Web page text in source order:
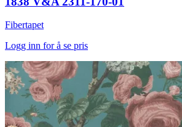
Fibertapet
Logg inn for å se pris